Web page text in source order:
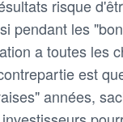
risque
pendant les
a toutes les
est
années,